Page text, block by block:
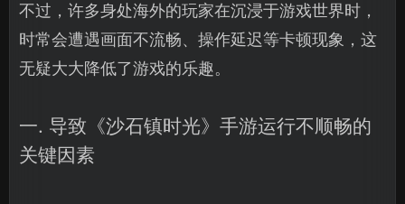
不过，许多身处海外的玩家在沉浸于游戏世界时，
时常会遭遇画面不流畅、操作延迟等卡顿现象，这
无疑大大降低了游戏的乐趣。
一. 导致《沙石镇时光》手游运行不顺畅的
关键因素